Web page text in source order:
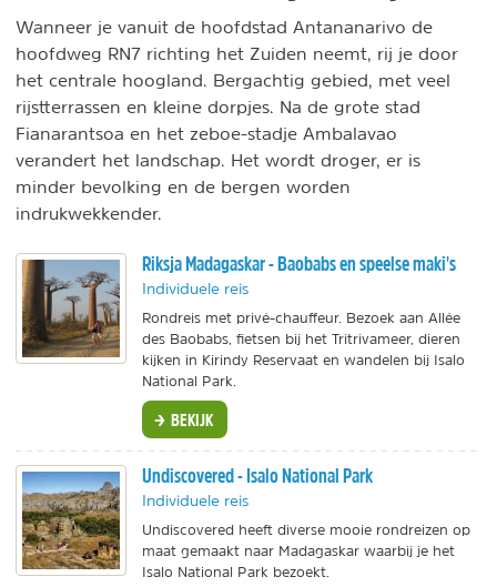
Wanneer je vanuit de hoofdstad Antananarivo de
hoofdweg RN7 richting het Zuiden neemt, rij je door
het centrale hoogland. Bergachtig gebied, met veel
rijstterrassen en kleine dorpjes. Na de grote stad
Fianarantsoa en het zeboe-stadje Ambalavao
verandert het landschap. Het wordt droger, er is
minder bevolking en de bergen worden
indrukwekkender.
Riksja Madagaskar - Baobabs en speelse maki's
Individuele reis
Rondreis met privé-chauffeur. Bezoek aan Allée
des Baobabs, fietsen bij het Tritrivameer, dieren
kijken in Kirindy Reservaat en wandelen bij Isalo
National Park.
BEKIJK
Undiscovered - Isalo National Park
Individuele reis
Undiscovered heeft diverse mooie rondreizen op
maat gemaakt naar Madagaskar waarbij je het
Isalo National Park bezoekt.